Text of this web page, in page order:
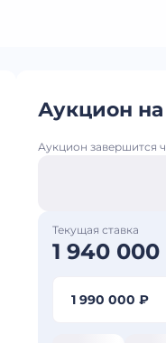
Аукцион
Аукцион завершится
Текущая ставка
1 940
1 990 000 ₽